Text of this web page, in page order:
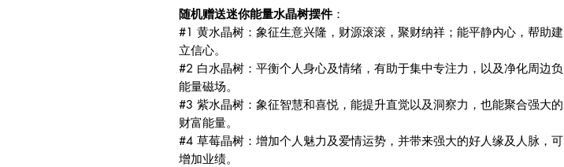
随机赠送迷你能量水晶树摆件：
#1 黄水晶树：象征生意兴隆，财源滚滚，聚财纳祥；能平静内心，帮助建
立信心。
#2 白水晶树：平衡个人身心及情绪，有助于集中专注力，以及净化周边负
能量磁场。
#3 紫水晶树：象征智慧和喜悦，能提升直觉以及洞察力，也能聚合强大的
财富能量。
#4 草莓晶树：增加个人魅力及爱情运势，并带来强大的好人缘及人脉，可
增加业绩。